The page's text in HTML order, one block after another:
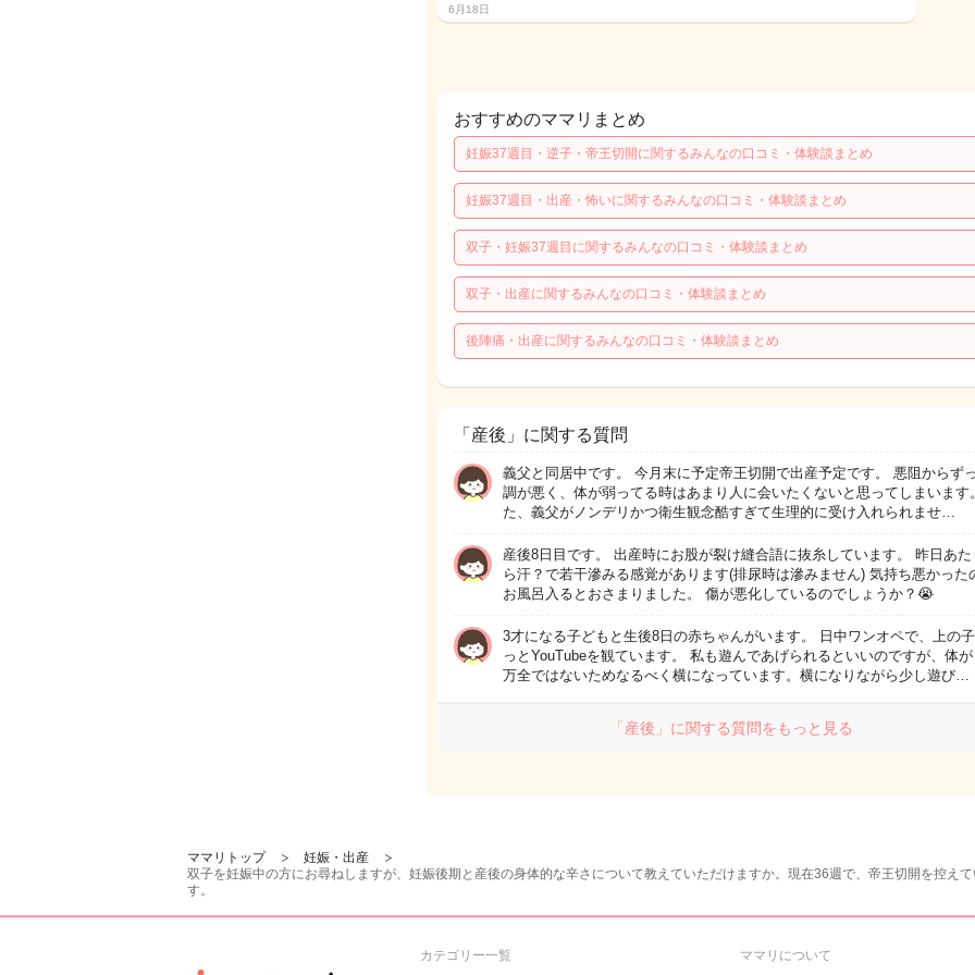
6月18日
おすすめのママリまとめ
妊娠37週目・逆子・帝王切開に関するみんなの口コミ・体験談まとめ
妊娠37週目・出産・怖いに関するみんなの口コミ・体験談まとめ
双子・妊娠37週目に関するみんなの口コミ・体験談まとめ
双子・出産に関するみんなの口コミ・体験談まとめ
後陣痛・出産に関するみんなの口コミ・体験談まとめ
「産後」に関する質問
義父と同居中です。 今月末に予定帝王切開で出産予定です。 悪阻からず
調が悪く、体が弱ってる時はあまり人に会いたくないと思ってしまいます
た、義父がノンデリかつ衛生観念酷すぎて生理的に受け入れられませ…
産後8日目です。 出産時にお股が裂け縫合語に抜糸しています。 昨日あた
ら汗？で若干滲みる感覚があります(排尿時は滲みません) 気持ち悪かった
お風呂入るとおさまりました。 傷が悪化しているのでしょうか？😭
3才になる子どもと生後8日の赤ちゃんがいます。 日中ワンオペで、上の
っとYouTubeを観ています。 私も遊んであげられるといいのですが、体
万全ではないためなるべく横になっています。横になりながら少し遊び…
「産後」に関する質問をもっと見る
ママリトップ
妊娠・出産
双子を妊娠中の方にお尋ねしますが、妊娠後期と産後の身体的な辛さについて教えていただけますか。現在36週で、帝王切開を控え
す。
カテゴリー一覧 ママリについて